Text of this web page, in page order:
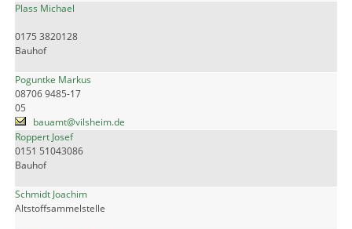
Plass Michael
0175 3820128
Bauhof
Poguntke Markus
08706 9485-17
05
bauamt@vilsheim.de
Roppert Josef
0151 51043086
Bauhof
Schmidt Joachim
Altstoffsammelstelle